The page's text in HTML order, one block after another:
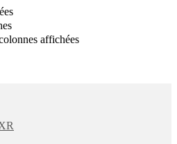
affichées